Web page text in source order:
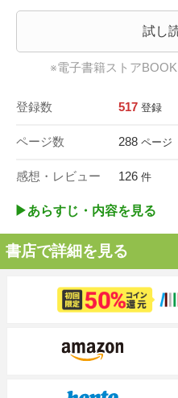
試し
※電子書籍ストア
登録数 517 登録
ページ数 288 ページ
感想・レビュー 126 件
▶︎あらすじ・内容を見る
書店で詳細を見る